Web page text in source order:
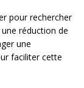
pour rechercher
réduction de
une
faciliter cette